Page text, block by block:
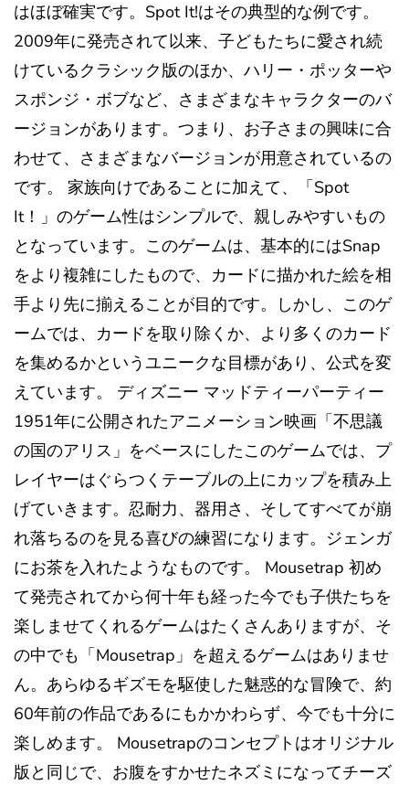
はほぼ確実です。Spot It!はその典型的な例です。
2009年に発売されて以来、子どもたちに愛され続
けているクラシック版のほか、ハリー・ポッターや
スポンジ・ボブなど、さまざまなキャラクターのバ
ージョンがあります。つまり、お子さまの興味に合
わせて、さまざまなバージョンが用意されているの
です。 家族向けであることに加えて、「Spot
It！」のゲーム性はシンプルで、親しみやすいもの
となっています。このゲームは、基本的にはSnap
をより複雑にしたもので、カードに描かれた絵を相
手より先に揃えることが目的です。しかし、このゲ
ームでは、カードを取り除くか、より多くのカード
を集めるかというユニークな目標があり、公式を変
えています。 ディズニー マッドティーパーティー
1951年に公開されたアニメーション映画「不思議
の国のアリス」をベースにしたこのゲームでは、プ
レイヤーはぐらつくテーブルの上にカップを積み上
げていきます。忍耐力、器用さ、そしてすべてが崩
れ落ちるのを見る喜びの練習になります。ジェンガ
にお茶を入れたようなものです。 Mousetrap 初め
て発売されてから何十年も経った今でも子供たちを
楽しませてくれるゲームはたくさんありますが、そ
の中でも「Mousetrap」を超えるゲームはありませ
ん。あらゆるギズモを駆使した魅惑的な冒険で、約
60年前の作品であるにもかかわらず、今でも十分に
楽しめます。 Mousetrapのコンセプトはオリジナル
版と同じで、お腹をすかせたネズミになってチーズ